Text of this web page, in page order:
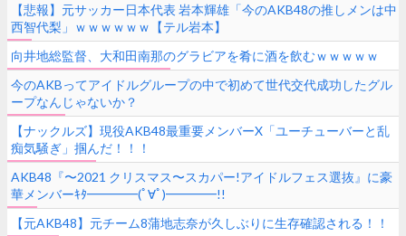
【悲報】元サッカー日本代表 岩本輝雄「今のAKB48の推しメンは中
西智代梨」ｗｗｗｗｗｗ【テル岩本】
向井地総監督、大和田南那のグラビアを肴に酒を飲むｗｗｗｗｗ
今のAKBってアイドルグループの中で初めて世代交代成功したグル
ープなんじゃないか？
【ナックルズ】現役AKB48最重要メンバーX「ユーチューバーと乱
痴気騒ぎ」掴んだ！！！
AKB48『〜2021 クリスマス〜スカパー!アイドルフェス選抜』に豪
華メンバーｷﾀ━━━━(ﾟ∀ﾟ)━━━━!!
【元AKB48】元チーム8蒲地志奈が久しぶりに生存確認される！！